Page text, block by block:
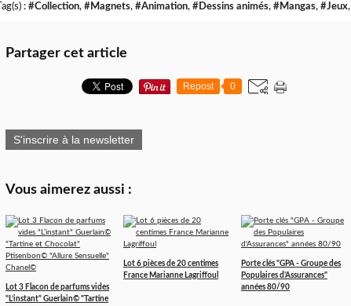
Tag(s) : #Collection, #Magnets, #Animation, #Dessins animés, #Mangas, #Jeux,
Partager cet article
Repost 0
S'inscrire à la newsletter
Vous aimerez aussi :
Lot 3 Flacon de parfums vides
"L’instant" Guerlain© "Tartine
Lot 6 pièces de 20 centimes
France Marianne Lagriffoul
Porte clés "GPA - Groupe des
Populaires d'Assurances"
années 80/90